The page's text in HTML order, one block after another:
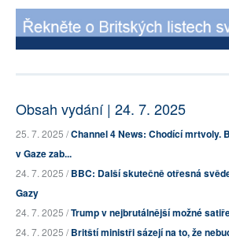
Obsah vydání | 24. 7. 2025
25. 7. 2025 /Channel 4 News: Chodící mrtvoly.
v Gaze zab...
24. 7. 2025 /BBC: Další skutečně otřesná
Gazy
24. 7. 2025 /Trump v nejbrutálnější možné
24. 7. 2025 /Britští ministři sázejí na to, že